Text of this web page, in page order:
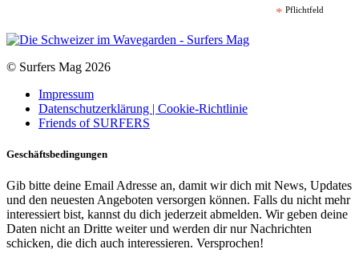
* Pflichtfeld
© Surfers Mag 2026
Impressum
Datenschutzerklärung | Cookie-Richtlinie
Friends of SURFERS
Geschäftsbedingungen
Gib bitte deine Email Adresse an, damit wir dich mit News, Updates
und den neuesten Angeboten versorgen können. Falls du nicht mehr
interessiert bist, kannst du dich jederzeit abmelden. Wir geben deine
Daten nicht an Dritte weiter und werden dir nur Nachrichten
schicken, die dich auch interessieren. Versprochen!